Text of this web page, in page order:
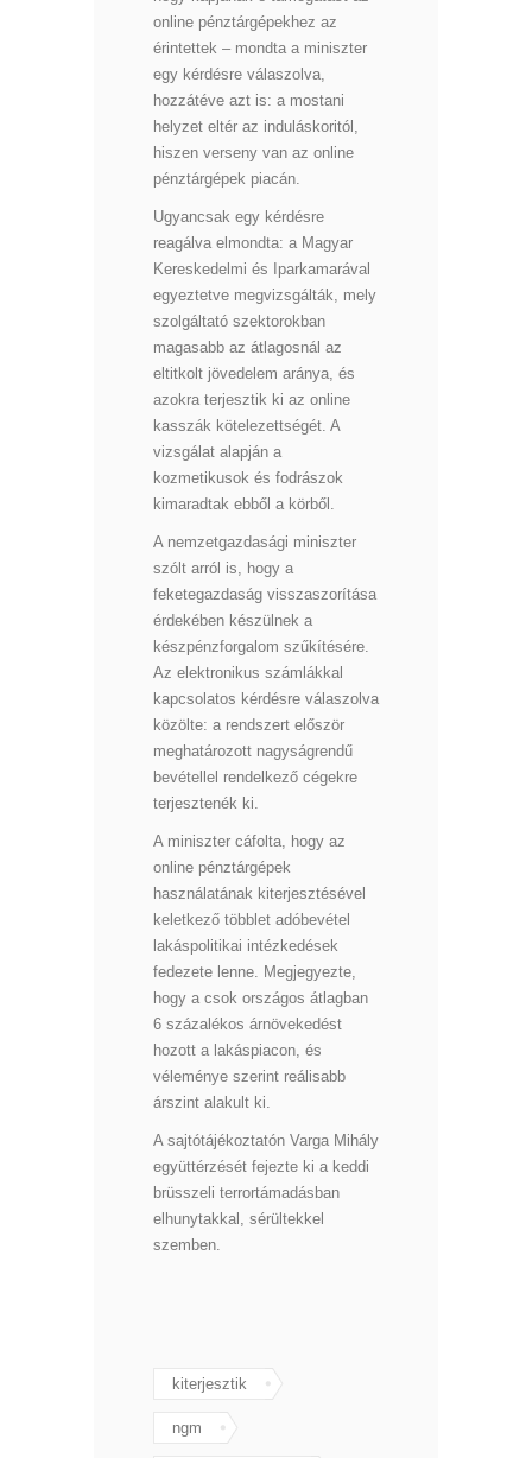
online pénztárgépekhez az
érintettek – mondta a miniszter
egy kérdésre válaszolva,
hozzátéve azt is: a mostani
helyzet eltér az induláskoritól,
hiszen verseny van az online
pénztárgépek piacán.
Ugyancsak egy kérdésre
reagálva elmondta: a Magyar
Kereskedelmi és Iparkamarával
egyeztetve megvizsgálták, mely
szolgáltató szektorokban
magasabb az átlagosnál az
eltitkolt jövedelem aránya, és
azokra terjesztik ki az online
kasszák kötelezettségét. A
vizsgálat alapján a
kozmetikusok és fodrászok
kimaradtak ebből a körből.
A nemzetgazdasági miniszter
szólt arról is, hogy a
feketegazdaság visszaszorítása
érdekében készülnek a
készpénzforgalom szűkítésére.
Az elektronikus számlákkal
kapcsolatos kérdésre válaszolva
közölte: a rendszert először
meghatározott nagyságrendű
bevétellel rendelkező cégekre
terjesztenék ki.
A miniszter cáfolta, hogy az
online pénztárgépek
használatának kiterjesztésével
keletkező többlet adóbevétel
lakáspolitikai intézkedések
fedezete lenne. Megjegyezte,
hogy a csok országos átlagban
6 százalékos árnövekedést
hozott a lakáspiacon, és
véleménye szerint reálisabb
árszint alakult ki.
A sajtótájékoztatón Varga Mihály
együttérzését fejezte ki a keddi
brüsszeli terrortámadásban
elhunytakkal, sérültekkel
szemben.
kiterjesztik
ngm